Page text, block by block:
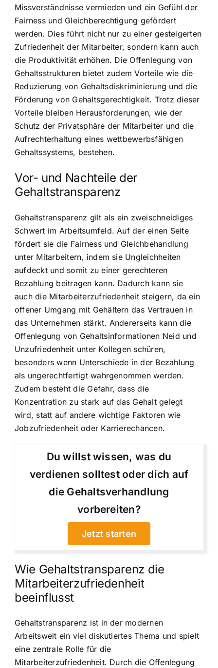
Missverständnisse vermieden und ein Gefühl der
Fairness und Gleichberechtigung gefördert
werden. Dies führt nicht nur zu einer gesteigerten
Zufriedenheit der Mitarbeiter, sondern kann auch
die Produktivität erhöhen. Die Offenlegung von
Gehaltsstrukturen bietet zudem Vorteile wie die
Reduzierung von Gehaltsdiskriminierung und die
Förderung von Gehaltsgerechtigkeit. Trotz dieser
Vorteile bleiben Herausforderungen, wie der
Schutz der Privatsphäre der Mitarbeiter und die
Aufrechterhaltung eines wettbewerbsfähigen
Gehaltssystems, bestehen.
Vor- und Nachteile der
Gehaltstransparenz
Gehaltstransparenz gilt als ein zweischneidiges
Schwert im Arbeitsumfeld. Auf der einen Seite
fördert sie die Fairness und Gleichbehandlung
unter Mitarbeitern, indem sie Ungleichheiten
aufdeckt und somit zu einer gerechteren
Bezahlung beitragen kann. Dadurch kann sie
auch die Mitarbeiterzufriedenheit steigern, da ein
offener Umgang mit Gehältern das Vertrauen in
das Unternehmen stärkt. Andererseits kann die
Offenlegung von Gehaltsinformationen Neid und
Unzufriedenheit unter Kollegen schüren,
besonders wenn Unterschiede in der Bezahlung
als ungerechtfertigt wahrgenommen werden.
Zudem besteht die Gefahr, dass die
Konzentration zu stark auf das Gehalt gelegt
wird, statt auf andere wichtige Faktoren wie
Jobzufriedenheit oder Karrierechancen.
Du willst wissen, was du
verdienen solltest oder dich auf
die Gehaltsverhandlung
vorbereiten?
Jetzt starten
Wie Gehaltstransparenz die
Mitarbeiterzufriedenheit
beeinflusst
Gehaltstransparenz ist in der modernen
Arbeitswelt ein viel diskutiertes Thema und spielt
eine zentrale Rolle für die
Mitarbeiterzufriedenheit. Durch die Offenlegung